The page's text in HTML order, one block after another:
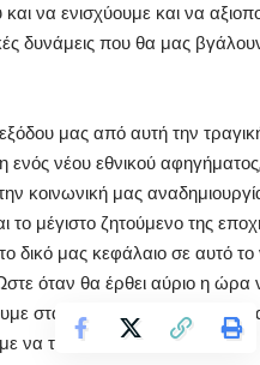
να ενισχύουμε και να
δυνάμεις που θα μας
μας από αυτή την
ενός νέου εθνικού αφηγήματος,
κοινωνική μας
το μέγιστο ζητούμενο της
δικό μας κεφάλαιο σε αυτό το
όταν θα έρθει αύριο η ώρα
στα παιδιά μας, στο μέλλον
να τα κοιτάμε στα μάτια.